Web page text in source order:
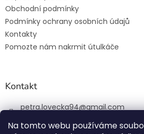
Na tomto webu používáme
Obchodní podmínky
Podmínky ochrany osobních údajů
Kontakty
Pomozte nám nakrmit útulkáče
Kontakt
petra.lovecka94@gmail.com
+420 774 131 648